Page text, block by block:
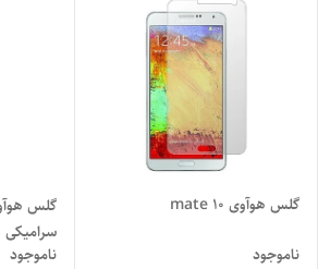
گلس هوآوی mate 10
ناموجود
سرامیکی
ناموجود